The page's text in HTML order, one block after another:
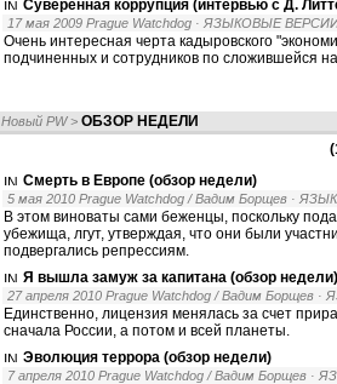
Суверенная коррупция (интервью с Д.
17 мая 2009 Prague Watchdog · ЯЗЫКОВЫЕ
Очень интересная черта кадыровского
подчиненных и сотрудников по сложившейся
Новый PW > ОБЗОР НЕДЕЛИ
Смерть в Европе (обзор недели)
5 мая 2010 Prague Watchdog / Вадим Борщев ·
В этом виноваты сами беженцы, поскольку
убежища, лгут, утверждая, что они были
подвергались репрессиям.
Я вышла замуж за капитана (обзор недели)
27 апреля 2010 Prague Watchdog / Вадим Борщев ·
Единственно, лицензия менялась за счет
сначала России, а потом и всей планеты.
Эволюция террора (обзор недели)
7 апреля 2010 Prague Watchdog / Вадим Борщев ·